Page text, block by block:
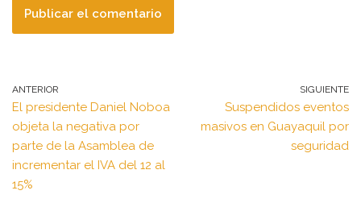
ANTERIOR
El presidente Daniel Noboa
objeta la negativa por
parte de la Asamblea de
incrementar el IVA del 12 al
15%
SIGUIENTE
Suspendidos eventos
masivos en Guayaquil por
seguridad